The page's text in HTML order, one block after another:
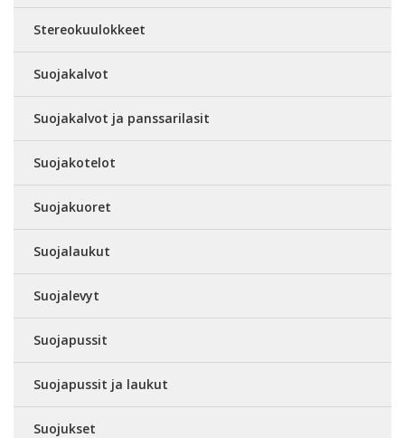
Stereokuulokkeet
Suojakalvot
Suojakalvot ja panssarilasit
Suojakotelot
Suojakuoret
Suojalaukut
Suojalevyt
Suojapussit
Suojapussit ja laukut
Suojukset